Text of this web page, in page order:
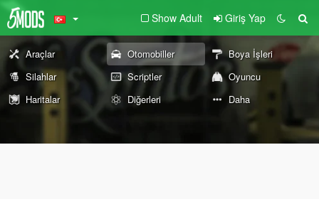
Show Adult Giriş Yap
Araçlar Otomobiller
Boya İşleri
Silahlar
Scriptler
Oyuncu
Haritalar
Diğerleri Daha